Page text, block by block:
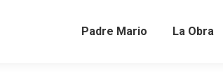
Padre Mario La Obra